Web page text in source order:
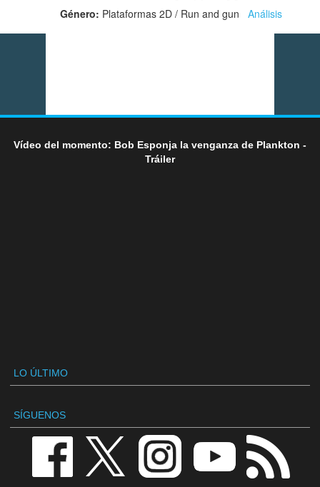
Género: Plataformas 2D / Run and gun Análisis
Vídeo del momento: Bob Esponja la venganza de Plankton -
Tráiler
LO ÚLTIMO
SÍGUENOS